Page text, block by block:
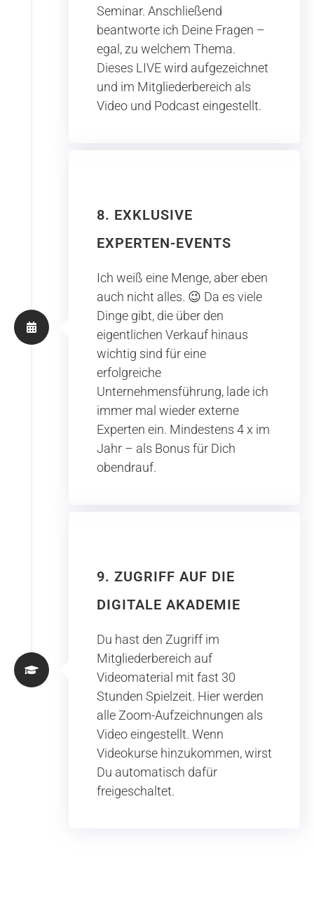
Seminar. Anschließend
beantworte ich Deine Fragen –
egal, zu welchem Thema.
Dieses LIVE wird aufgezeichnet
und im Mitgliederbereich als
Video und Podcast eingestellt.
8. EXKLUSIVE
EXPERTEN-EVENTS
Ich weiß eine Menge, aber eben
auch nicht alles. 😉 Da es viele
Dinge gibt, die über den
eigentlichen Verkauf hinaus
wichtig sind für eine
erfolgreiche
Unternehmensführung, lade ich
immer mal wieder externe
Experten ein. Mindestens 4 x im
Jahr – als Bonus für Dich
obendrauf.
9. ZUGRIFF AUF DIE
DIGITALE AKADEMIE
Du hast den Zugriff im
Mitgliederbereich auf
Videomaterial mit fast 30
Stunden Spielzeit. Hier werden
alle Zoom-Aufzeichnungen als
Video eingestellt. Wenn
Videokurse hinzukommen, wirst
Du automatisch dafür
freigeschaltet.